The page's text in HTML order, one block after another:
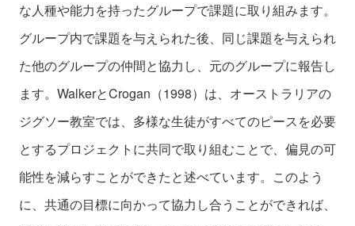
な人種や能力を持ったグループで課題に取り組みます。
グループ内で課題を与えられた後、同じ課題を与えられ
た他のグループの仲間と協力し、元のグループに報告し
ます。WalkerとCrogan（1998）は、オーストラリアの
ジグソー教室では、多様な生徒がすべてのピースを必要
とするプロジェクトに共同で取り組むことで、偏見の可
能性を減らすことができたと述べています。このよう
に、共通の目標に向かって協力し合うことができれば、